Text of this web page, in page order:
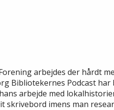
arbejdes der hårdt
Bibliotekernes Podcast har
arbejde med
skrivebord imens man